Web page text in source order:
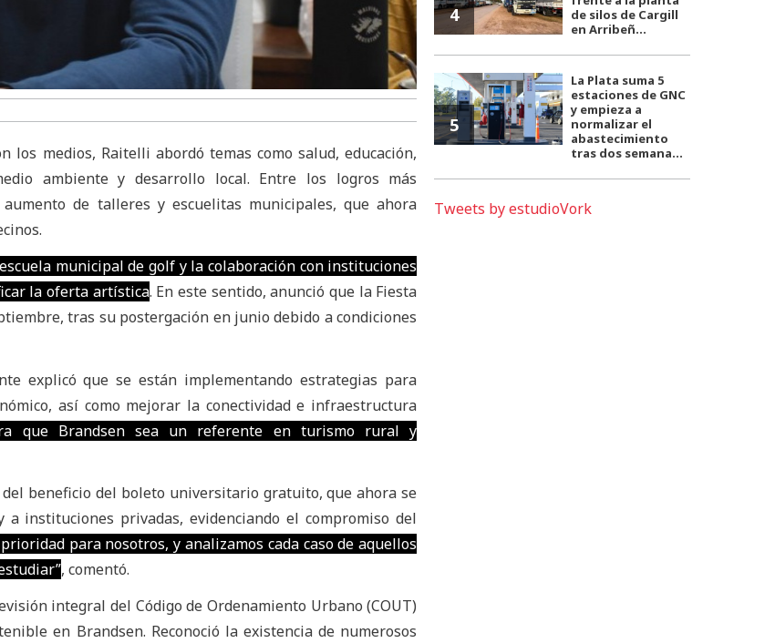
los medios, Raitelli abordó temas como salud, educación,
ambiente y desarrollo local. Entre los logros más
de talleres y escuelitas municipales, que ahora
municipal de golf y la colaboración con instituciones
la oferta artística. En este sentido, anunció que la Fiesta
tras su postergación en junio debido a condiciones
explicó que se están implementando estrategias para
así como mejorar la conectividad e infraestructura
que Brandsen sea un referente en turismo rural y
beneficio del boleto universitario gratuito, que ahora se
instituciones privadas, evidenciando el compromiso del
prioridad para nosotros, y analizamos cada caso de aquellos
, comentó.
integral del Código de Ordenamiento Urbano (COUT)
en Brandsen. Reconoció la existencia de numerosos
4
de silos de Cargill
en Arribeñ...
5
La Plata suma 5
estaciones de GNC
y empieza a
normalizar el
abastecimiento
tras dos semana...
Tweets by estudioVork